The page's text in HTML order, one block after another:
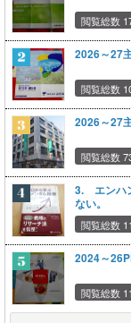
閲覧総数
2026～27
閲覧総数
2026～27
閲覧総数
3. エンハ
ない。
閲覧総数
2024～
閲覧総数